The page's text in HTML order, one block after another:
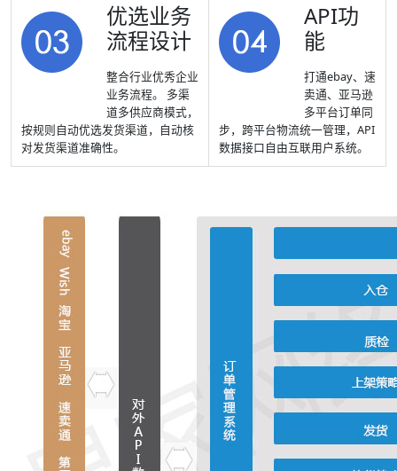
优选业务
流程设计
整合行业优秀企业
业务流程。 多渠
道多供应商模式，
按规则自动优选发货渠道，自动核
对发货渠道准确性。
API功
能
打通ebay、速
卖通、亚马逊
多平台订单同
步，跨平台物流统一管理，API
数据接口自由互联用户系统。